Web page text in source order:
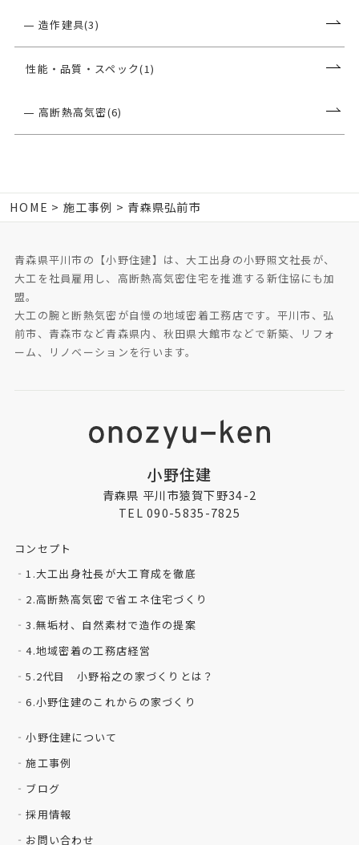
造作建具(3)
性能・品質・スペック(1)
高断熱高気密(6)
HOME 施工事例 青森県弘前市
青森県平川市の【小野住建】は、大工出身の小野照文社長が、
大工を社員雇用し、高断熱高気密住宅を推進する新住協にも加
盟。
大工の腕と断熱気密が自慢の地域密着工務店です。平川市、弘
前市、青森市など青森県内、秋田県大館市などで新築、リフォ
ーム、リノベーションを行います。
小野住建
青森県 平川市猿賀下野34-2
TEL 090-5835-7825
コンセプト
1.大工出身社長が大工育成を徹底
2.高断熱高気密で省エネ住宅づくり
3.無垢材、自然素材で造作の提案
4.地域密着の工務店経営
5.2代目 小野裕之の家づくりとは？
6.小野住建のこれからの家づくり
小野住建について
施工事例
ブログ
採用情報
お問い合わせ